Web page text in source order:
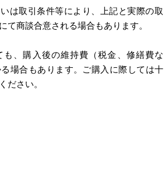
は取引条件等により、上記と実際の取
て商談合意される場合もあります。
、購入後の維持費（税金、修繕費な
場合もあります。ご購入に際しては十
ださい。